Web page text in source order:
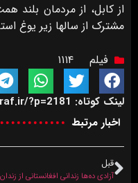
از کابل، از مردمان
مشترک از سالها زیر یوغ
فیلم
۱۱۱۴
لینک کوتاه: https://iraf.ir/?p=2181
اخبار مرتبط
قبل
آزادی ده‌ها زندانی افغانستانی از